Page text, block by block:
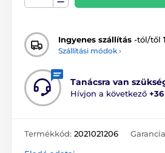
Ingyenes szállítás -tól/től
Szállítási módok ›
Tanácsra van
Hívjon a következő
Termékkód: 2021021206